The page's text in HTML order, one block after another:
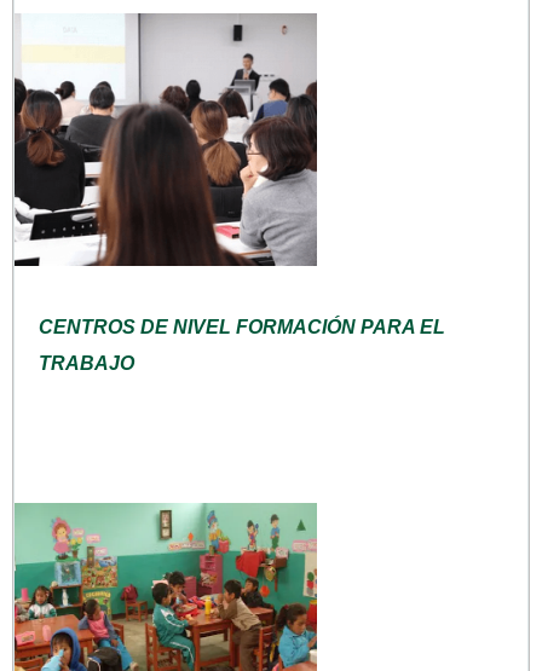
CENTROS DE NIVEL FORMACIÓN PARA EL
TRABAJO